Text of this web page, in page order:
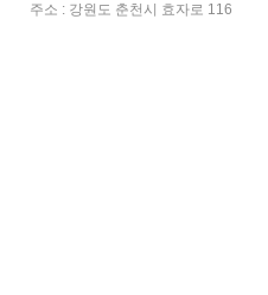
주소 : 강원도 춘천시 효자로 116